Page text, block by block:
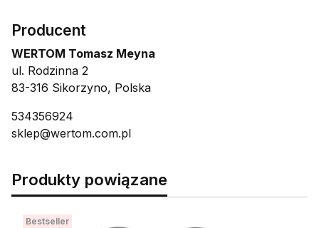
Producent
WERTOM Tomasz Meyna
ul. Rodzinna 2
83-316 Sikorzyno, Polska
534356924
sklep@wertom.com.pl
Produkty powiązane
Bestseller